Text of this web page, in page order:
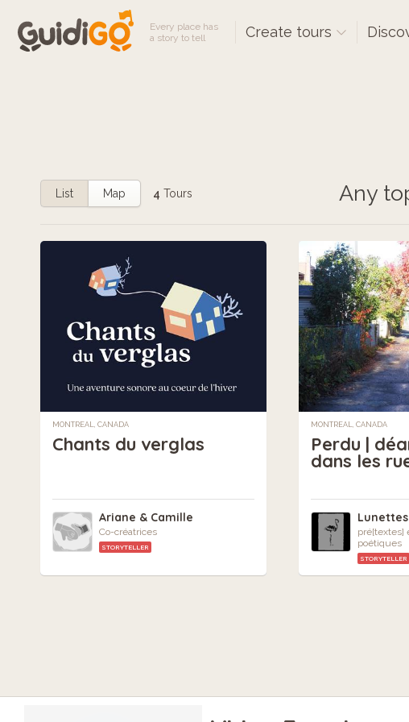
Every place has
a story to tell
Create tours
Any
List Map 4 Tours
MONTREAL, CANADA
Chants du verglas
Ariane & Camille
Co-créatrices
STORYTELLER
MONTREAL, CANADA
Perdu |
dans les
pré[textes]
poétiques
STORYTELLER